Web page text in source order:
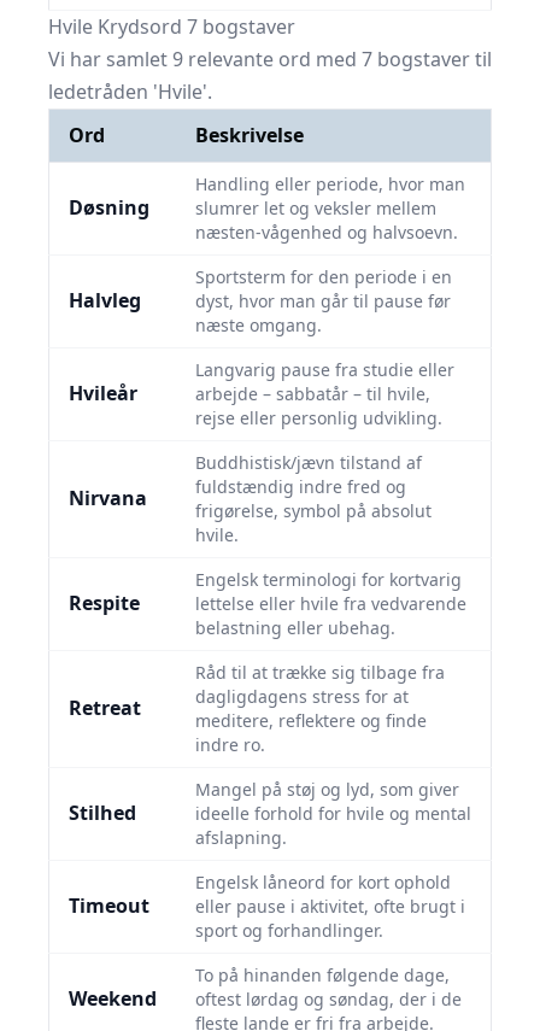
Hvile Krydsord 7 bogstaver
Vi har samlet 9 relevante ord med 7 bogstaver til
ledetråden 'Hvile'.
Ord
Beskrivelse
Døsning
Handling eller periode, hvor man
slumrer let og veksler mellem
næsten-vågenhed og halvsoevn.
Halvleg
Sportsterm for den periode i en
dyst, hvor man går til pause før
næste omgang.
Hvileår
Langvarig pause fra studie eller
arbejde – sabbatår – til hvile,
rejse eller personlig udvikling.
Nirvana
Buddhistisk/jævn tilstand af
fuldstændig indre fred og
frigørelse, symbol på absolut
hvile.
Respite
Engelsk terminologi for kortvarig
lettelse eller hvile fra vedvarende
belastning eller ubehag.
Retreat
Råd til at trække sig tilbage fra
dagligdagens stress for at
meditere, reflektere og finde
indre ro.
Stilhed
Mangel på støj og lyd, som giver
ideelle forhold for hvile og mental
afslapning.
Timeout
Engelsk låneord for kort ophold
eller pause i aktivitet, ofte brugt i
sport og forhandlinger.
Weekend
To på hinanden følgende dage,
oftest lørdag og søndag, der i de
fleste lande er fri fra arbejde.